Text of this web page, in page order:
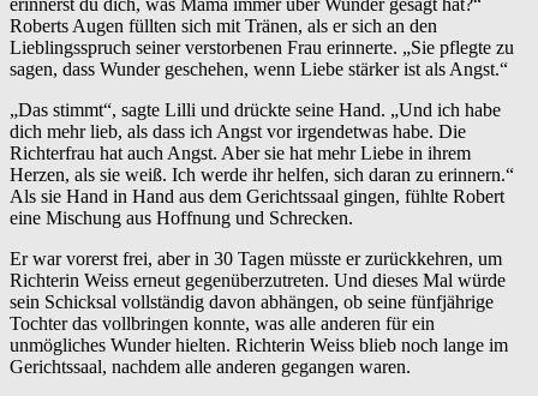
erinnerst du dich, was Mama immer über Wunder gesagt hat?“
Roberts Augen füllten sich mit Tränen, als er sich an den
Lieblingsspruch seiner verstorbenen Frau erinnerte. „Sie pflegte zu
sagen, dass Wunder geschehen, wenn Liebe stärker ist als Angst.“
„Das stimmt“, sagte Lilli und drückte seine Hand. „Und ich habe
dich mehr lieb, als dass ich Angst vor irgendetwas habe. Die
Richterfrau hat auch Angst. Aber sie hat mehr Liebe in ihrem
Herzen, als sie weiß. Ich werde ihr helfen, sich daran zu erinnern.“
Als sie Hand in Hand aus dem Gerichtssaal gingen, fühlte Robert
eine Mischung aus Hoffnung und Schrecken.
Er war vorerst frei, aber in 30 Tagen müsste er zurückkehren, um
Richterin Weiss erneut gegenüberzutreten. Und dieses Mal würde
sein Schicksal vollständig davon abhängen, ob seine fünfjährige
Tochter das vollbringen konnte, was alle anderen für ein
unmögliches Wunder hielten. Richterin Weiss blieb noch lange im
Gerichtssaal, nachdem alle anderen gegangen waren.